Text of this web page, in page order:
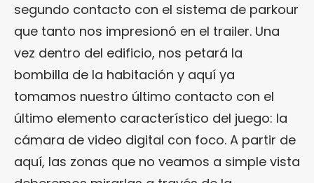
segundo contacto con el sistema de parkour
que tanto nos impresionó en el trailer. Una
vez dentro del edificio, nos petará la
bombilla de la habitación y aquí ya
tomamos nuestro último contacto con el
último elemento característico del juego: la
cámara de video digital con foco. A partir de
aquí, las zonas que no veamos a simple vista